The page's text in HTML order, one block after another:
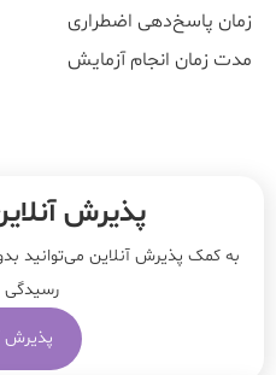
زمان پاسخ‌دهی اضطراری
مدت زمان انجام آزمایش
پذیرش
به کمک پذیرش آنلاین می‌توانید
رسیدگی
پذیرش